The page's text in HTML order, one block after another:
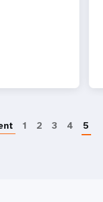
1 2 3 4 5